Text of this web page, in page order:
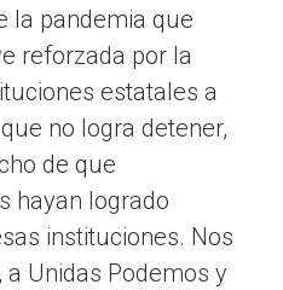
la pandemia que
reforzada por la
estatales a
no logra detener,
de que
hayan logrado
instituciones. Nos
Unidas Podemos y